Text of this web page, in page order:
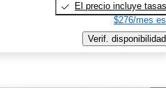
El precio incluye tasas
$276/mes
Verif. disponibilidad